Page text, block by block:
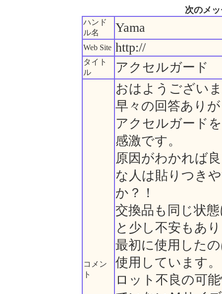
次のメ
ハンド
ル名
Yama
Web Site http://
タイト
ル
アクセルガード
コメン
ト
おはようござい
早々の回答あり
アクセルガード
感激です。
原因がわかれば
な人は貼りつき
か？！
交換品も同じ状
と少し不安もあ
最初に使用した
使用しています。
ロット不良の可